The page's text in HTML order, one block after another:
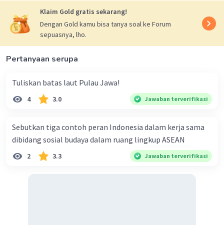
Klaim Gold gratis sekarang!
Dengan Gold kamu bisa tanya soal ke Forum
sepuasnya, lho.
Pertanyaan serupa
Tuliskan batas laut Pulau Jawa!
4 3.0 Jawaban terverifikasi
Sebutkan tiga contoh peran Indonesia dalam kerja sama
dibidang sosial budaya dalam ruang lingkup ASEAN
2 3.3 Jawaban terverifikasi